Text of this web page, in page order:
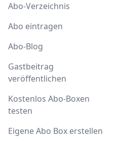
Abo-Verzeichnis
Abo eintragen
Abo-Blog
Gastbeitrag
veröffentlichen
Kostenlos Abo-Boxen
testen
Eigene Abo Box erstellen